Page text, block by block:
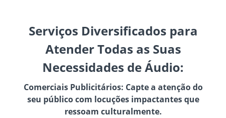
Serviços Diversificados para
Atender Todas as Suas
Necessidades de Áudio:
Comerciais Publicitários: Capte a atenção do
seu público com locuções impactantes que
ressoam culturalmente.